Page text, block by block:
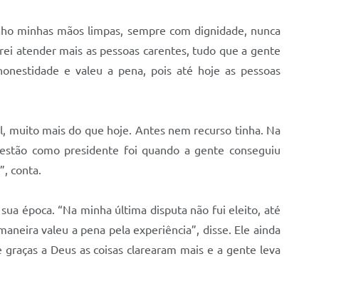
minhas mãos limpas, sempre com dignidade, nunca
atender mais as pessoas carentes, tudo que a gente
e valeu a pena, pois até hoje as pessoas
muito mais do que hoje. Antes nem recurso tinha. Na
como presidente foi quando a gente conseguiu
conta.
época. “Na minha última disputa não fui eleito, até
valeu a pena pela experiência”, disse. Ele ainda
a Deus as coisas clarearam mais e a gente leva